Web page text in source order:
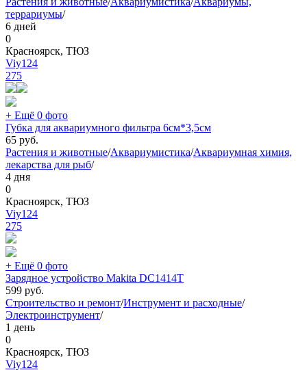
террариумы/
6 дней
0
Красноярск, ТЮЗ
Viy124
275
+ Ещё 0 фото
Губка для аквариумного фильтра 6см*3,5см
65 руб.
Растения и животные/Аквариумистика/Аквариумная химия,
лекарства для рыб/
4 дня
0
Красноярск, ТЮЗ
Viy124
275
+ Ещё 0 фото
Зарядное устройство Makita DC1414T
599 руб.
Строительство и ремонт/Инструмент и расходные/
Электроинструмент/
1 день
0
Красноярск, ТЮЗ
Viy124